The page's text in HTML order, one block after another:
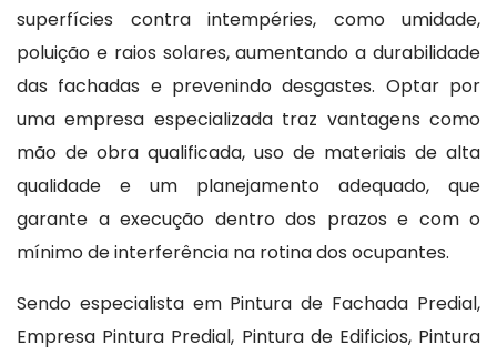
superfícies contra intempéries, como umidade,
poluição e raios solares, aumentando a durabilidade
das fachadas e prevenindo desgastes. Optar por
uma empresa especializada traz vantagens como
mão de obra qualificada, uso de materiais de alta
qualidade e um planejamento adequado, que
garante a execução dentro dos prazos e com o
mínimo de interferência na rotina dos ocupantes.
Sendo especialista em Pintura de Fachada Predial,
Empresa Pintura Predial, Pintura de Edificios, Pintura